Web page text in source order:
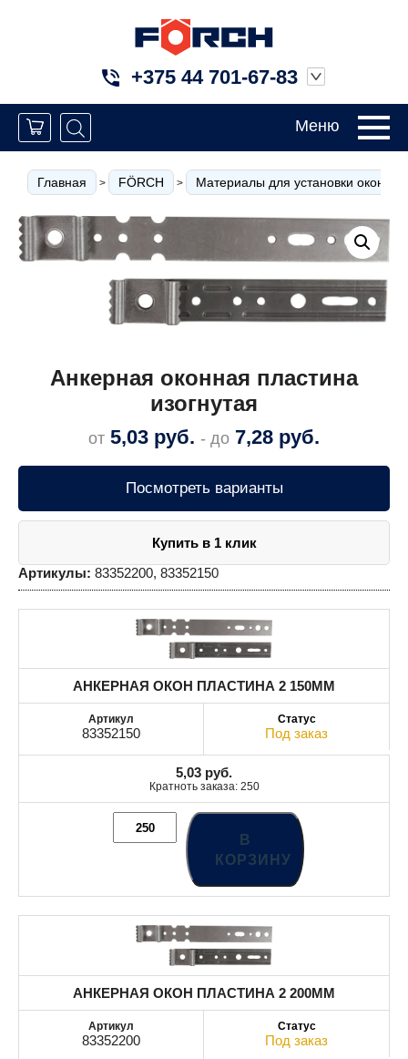
+375 44 701-67-83
Меню
Главная > FÖRCH > Материалы для установки окон
Анкерная оконная пластина
изогнутая
от 5,03 руб. - до 7,28 руб.
Посмотреть варианты
Купить в 1 клик
Артикулы: 83352200, 83352150
АНКЕРНАЯ ОКОН ПЛАСТИНА 2 150MM
83352150 Под заказ
5,03 руб.
Кратноть заказа: 250
В
КОРЗИНУ
АНКЕРНАЯ ОКОН ПЛАСТИНА 2 200MM
83352200 Под заказ